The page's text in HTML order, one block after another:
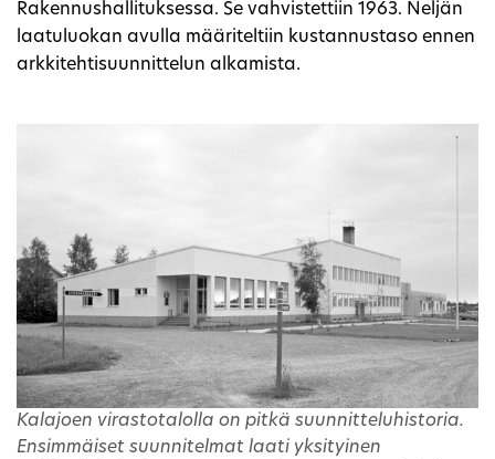
Rakennushallituksessa. Se vahvistettiin 1963. Neljän
laatuluokan avulla määriteltiin kustannustaso ennen
arkkitehtisuunnittelun alkamista.
Kalajoen virastotalolla on pitkä suunnitteluhistoria.
Ensimmäiset suunnitelmat laati yksityinen